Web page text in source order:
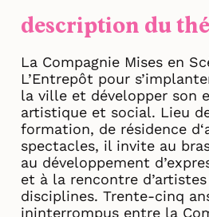
description du
La Compagnie Mises en
L’Entrepôt pour
la ville et développer son
artistique et social. Lieu
formation, de résidence
spectacles, il invite au
au développement
et à la rencontre
disciplines. Trente-cinq
ininterrompus entre la